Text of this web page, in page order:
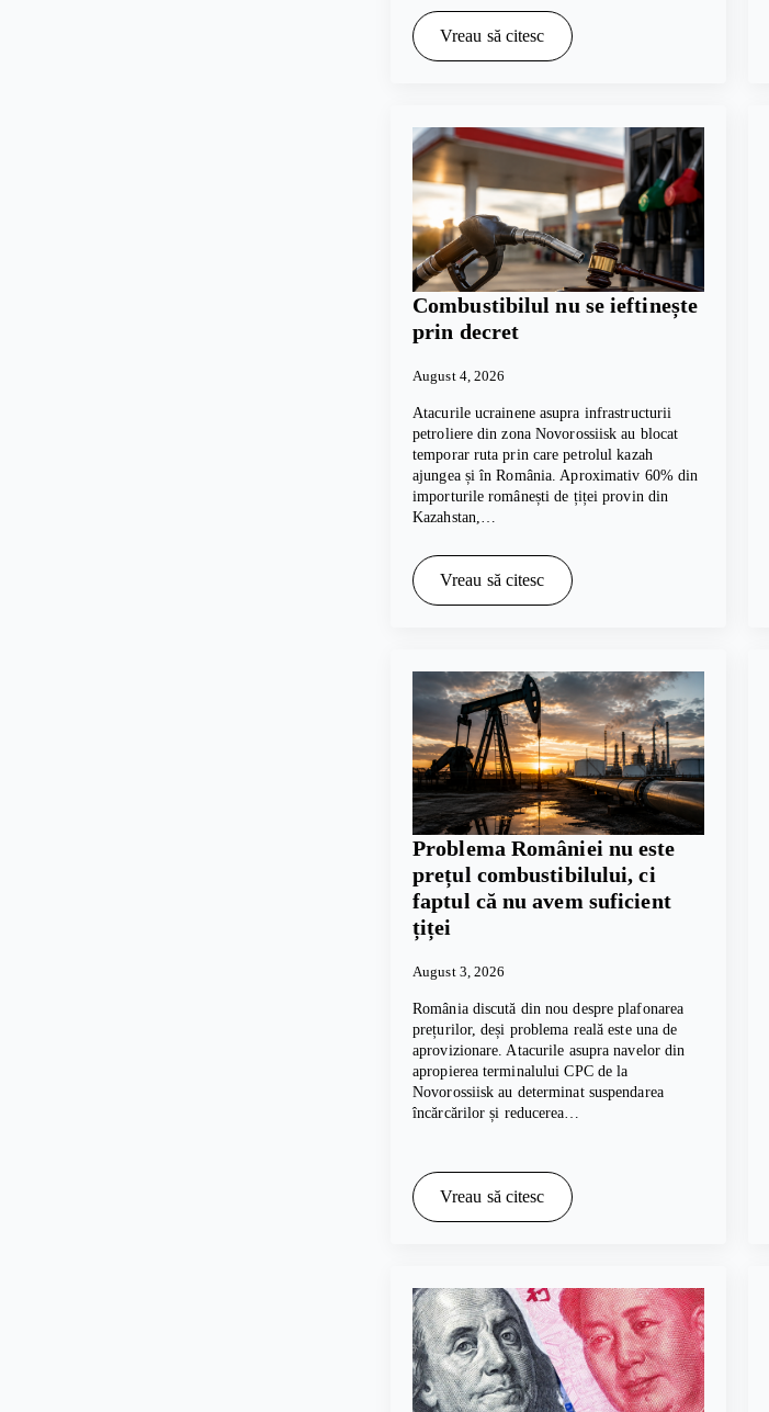
Vreau să citesc
Combustibilul nu se ieftinește
prin decret
August 4, 2026
Atacurile ucrainene asupra infrastructurii
petroliere din zona Novorossiisk au blocat
temporar ruta prin care petrolul kazah
ajungea și în România. Aproximativ 60% din
importurile românești de țiței provin din
Kazahstan,…
Vreau să citesc
Problema României nu este
prețul combustibilului, ci
faptul că nu avem suficient
țiței
August 3, 2026
România discută din nou despre plafonarea
prețurilor, deși problema reală este una de
aprovizionare. Atacurile asupra navelor din
apropierea terminalului CPC de la
Novorossiisk au determinat suspendarea
încărcărilor și reducerea…
Vreau să citesc